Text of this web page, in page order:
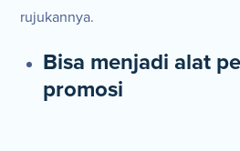
rujukannya.
Bisa menjadi alat
promosi